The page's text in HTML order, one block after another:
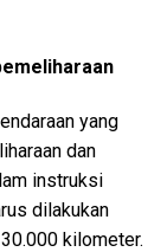
yang
dan
instruksi
dilakukan
kilometer.